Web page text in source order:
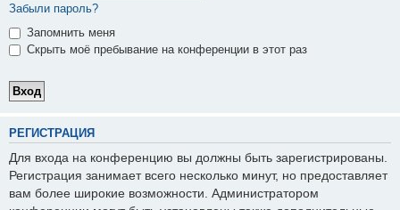
Забыли пароль?
Запомнить меня
Скрыть моё пребывание на конференции в этот раз
РЕГИСТРАЦИЯ
Для входа на конференцию вы должны быть зарегистрированы.
Регистрация занимает всего несколько минут, но предоставляет
вам более широкие возможности. Администратором